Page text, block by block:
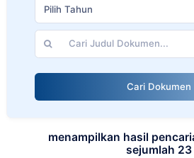
Pilih Tahun
Cari Dokumen
menampilkan hasil
sejumlah 23